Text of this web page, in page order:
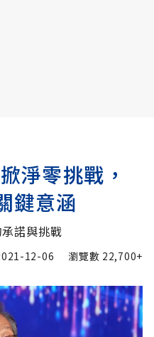
淨零挑戰，
鍵意涵
諾與挑戰
12-06 瀏覽數 22,700+